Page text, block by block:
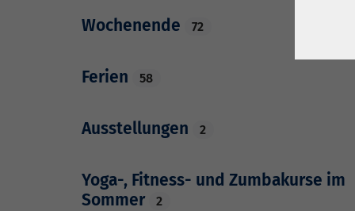
Wochenende 72
Ferien 58
Ausstellungen 2
Yoga-, Fitness- und Zumbakurse im
Sommer
2